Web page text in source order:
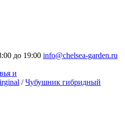
до 19:00 info@chelsea-garden.ru
и
/Чубушник гибридный